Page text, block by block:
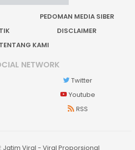
PEDOMAN MEDIA SIBER
DISCLAIMER
TENTANG KAMI
NETWORK
Twitter
Youtube
RSS
Jatim Viral - Viral Proporsional